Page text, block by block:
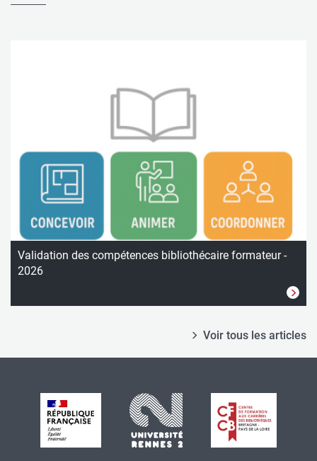
Validation des compétences bibliothécaire formateur -
2026
Voir tous les articles